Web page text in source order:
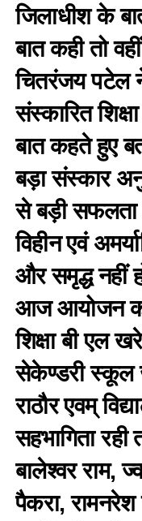
जिलाधीश के
बात कही तो
चितरंजय पटेल ने
संस्कारित
बात कहते हुए
बड़ा संस्कार
से बड़ी सफलता
विहीन एवं
और समृद्ध नहीं
आज आयोजन
शिक्षा बी एल
सेकेण्डरी स्कूल
राठौर एवम्
सहभागिता
बालेश्वर राम,
पैकरा, रामनरेश